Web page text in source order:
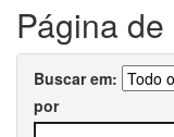
Página
Buscar em:
por